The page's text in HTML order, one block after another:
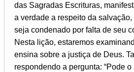
das Sagradas Escrituras,
a verdade a respeito da
seja condenado por falta de seu
Nesta lição, estaremos
ensina sobre a justiça de Deus.
respondendo a pergunta: “Pode o